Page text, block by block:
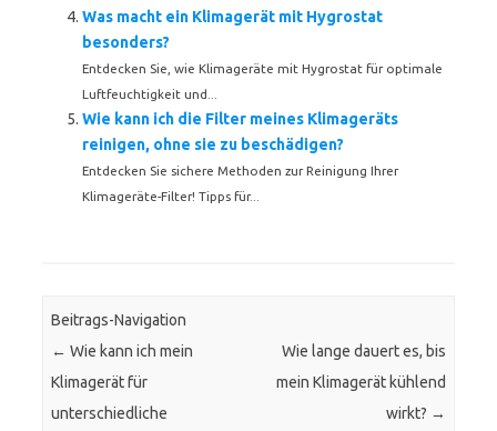
Was macht ein Klimagerät mit Hygrostat
besonders?
Entdecken Sie, wie Klimageräte mit Hygrostat für optimale
Luftfeuchtigkeit und...
Wie kann ich die Filter meines Klimageräts
reinigen, ohne sie zu beschädigen?
Entdecken Sie sichere Methoden zur Reinigung Ihrer
Klimageräte-Filter! Tipps für...
Beitrags-Navigation
← Wie kann ich mein
Klimagerät für
unterschiedliche
Wie lange dauert es, bis
mein Klimagerät kühlend
wirkt? →